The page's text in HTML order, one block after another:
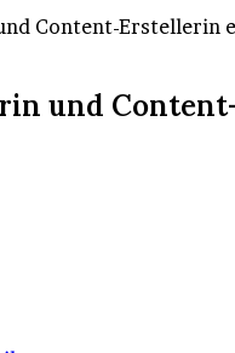
Content-Erstellerin
und